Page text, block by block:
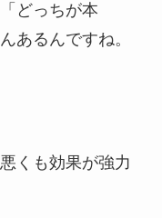
どっちが本
あるんですね。
くも効果が強力